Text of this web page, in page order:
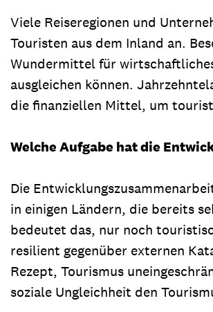
Viele Reiseregionen und
Touristen aus dem Inland an.
Wundermittel für
ausgleichen können.
die finanziellen Mittel, um
Welche Aufgabe hat die
Die
in einigen Ländern, die bereits
bedeutet das, nur noch
resilient gegenüber externen
Rezept, Tourismus
soziale Ungleichheit den